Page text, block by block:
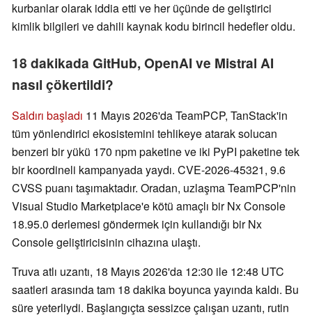
kurbanlar olarak iddia etti ve her üçünde de geliştirici
kimlik bilgileri ve dahili kaynak kodu birincil hedefler oldu.
18 dakikada GitHub, OpenAI ve Mistral AI
nasıl çökertildi?
Saldırı başladı 11 Mayıs 2026'da TeamPCP, TanStack'in
tüm yönlendirici ekosistemini tehlikeye atarak solucan
benzeri bir yükü 170 npm paketine ve iki PyPI paketine tek
bir koordineli kampanyada yaydı. CVE-2026-45321, 9.6
CVSS puanı taşımaktadır. Oradan, uzlaşma TeamPCP'nin
Visual Studio Marketplace'e kötü amaçlı bir Nx Console
18.95.0 derlemesi göndermek için kullandığı bir Nx
Console geliştiricisinin cihazına ulaştı.
Truva atlı uzantı, 18 Mayıs 2026'da 12:30 ile 12:48 UTC
saatleri arasında tam 18 dakika boyunca yayında kaldı. Bu
süre yeterliydi. Başlangıçta sessizce çalışan uzantı, rutin